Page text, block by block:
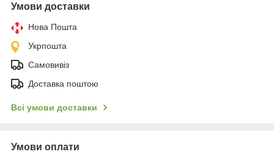
Умови доставки
Нова Пошта
Укрпошта
Самовивіз
Доставка поштою
Всі умови доставки
Умови оплати